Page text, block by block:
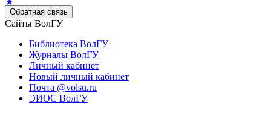
Обратная связь
Сайты ВолГУ
Библиотека ВолГУ
Журналы ВолГУ
Личный кабинет
Новый личный кабинет
Почта @volsu.ru
ЭИОС ВолГУ